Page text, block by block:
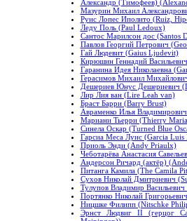
Александр (Тимофеев)
Мазурин Михаил
Руис Лопес Иполито (Ruiz,
Леду Поль (Paul Ledoux)
Сантос Марилсон дос (Santos
Павлов Георгий Петрович
Гай Людевит (Gaius Ljudevit)
Кирюшин Геннадий
Гаранина Идея Николаевна
Герасимов Михаил
Дешериев Юнус Дешериевич
Лир Лия ван (Lire Leah van)
Браст Барри (Barry Brust)
Авраменко Илья
Мариани Тьерри (Thierry
Синела Оскар (Turned Blue
Гарсиа Меса Луис (Garcia Luis
Приоль Энди (Andy Priaulx)
Чеботарёва Анастасия
Андерсон Ричард (актёр)
Питанга Камила (The Camila
Сухов Николай Дмитриевич
Тулупов Владимир
Портянко Николай
Ницшке Филипп (Nitschke
Эрнст Людвиг II (герцог